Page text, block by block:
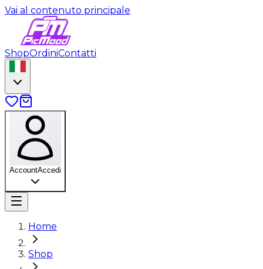
Vai al contenuto principale
ShopOrdiniContatti
AccountAccedi
Home
Shop